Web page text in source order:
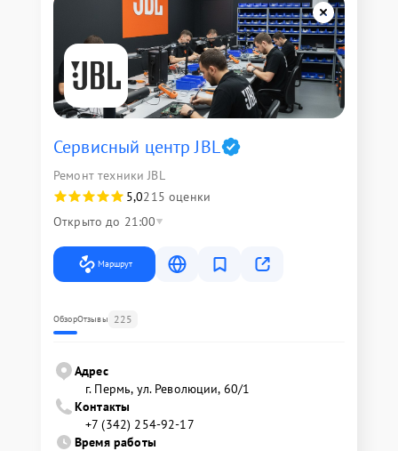
Сервисный центр JBL
Ремонт техники JBL
5,0215 оценки
Открыто до 21:00
Маршрут
ОбзорОтзывы 225
Адрес
г. Пермь, ул. ​Революции, 60/1
Контакты
+7 (342) 254-92-17
Время работы